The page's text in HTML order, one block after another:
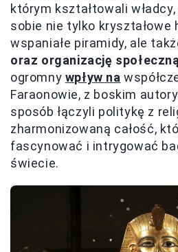
którym kształtowali
sobie nie tylko kryształowe
wspaniałe piramidy, ale
oraz organizację społeczną
ogromny wpływ na
Faraonowie, z boskim
sposób łączyli politykę z
zharmonizowaną całość,
fascynować i intrygować
świecie.